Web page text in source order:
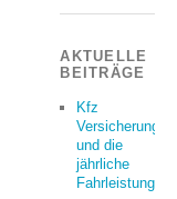
AKTUELLE
BEITRÄGE
Kfz
Versicherung
und die
jährliche
Fahrleistung